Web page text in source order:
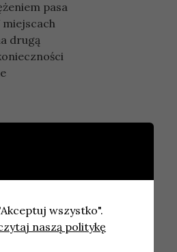
pasa
drugą
wszystko".
naszą politykę